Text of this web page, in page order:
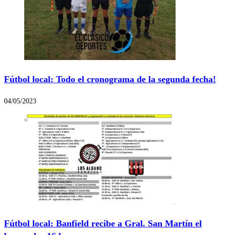
Fútbol local: Todo el cronograma de la segunda fecha!
04/05/2023
Fútbol local: Banfield recibe a Gral. San Martín el